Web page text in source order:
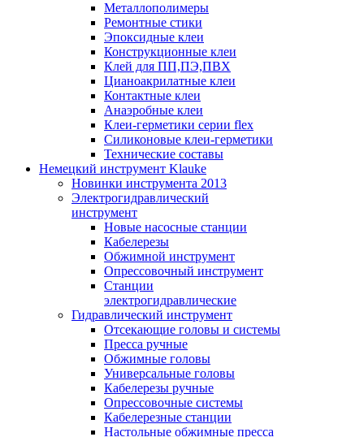
Металлополимеры
Ремонтные стики
Эпоксидные клеи
Конструкционные клеи
Клей для ПП,ПЭ,ПВХ
Цианоакрилатные клеи
Контактные клеи
Анаэробные клеи
Клеи-герметики серии flex
Силиконовые клеи-герметики
Технические составы
Немецкий инструмент Klauke
Новинки инструмента 2013
Электрогидравлический
инструмент
Новые насосные станции
Кабелерезы
Обжимной инструмент
Опрессовочный инструмент
Станции
электрогидравлические
Гидравлический инструмент
Отсекающие головы и системы
Пресса ручные
Обжимные головы
Универсальные головы
Кабелерезы ручные
Опрессовочные системы
Кабелерезные станции
Настольные обжимные пресса